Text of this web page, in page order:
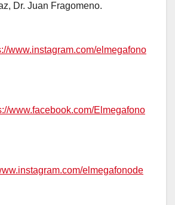
Dr. Juan Fragomeno.
www.instagram.com/elmegafono
www.facebook.com/Elmegafono
elmegafonode